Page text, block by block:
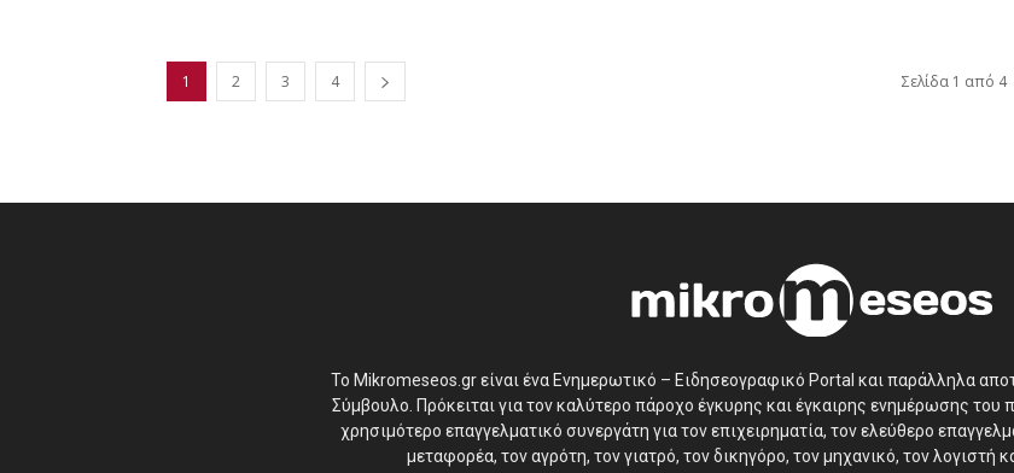
1 2 3 4 Σελίδα 1 από 4
Το Mikromeseos.gr είναι ένα Ενημερωτικό – Ειδησεογραφικό Portal και παράλληλα
Σύμβουλο. Πρόκειται για τον καλύτερο πάροχο έγκυρης και έγκαιρης ενημέρωσης του
χρησιμότερο επαγγελματικό συνεργάτη για τον επιχειρηματία, τον ελεύθερο
μεταφορέα, τον αγρότη, τον γιατρό, τον δικηγόρο, τον μηχανικό, τον λογιστή